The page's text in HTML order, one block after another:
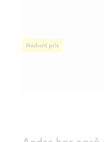
Nedsatt pris